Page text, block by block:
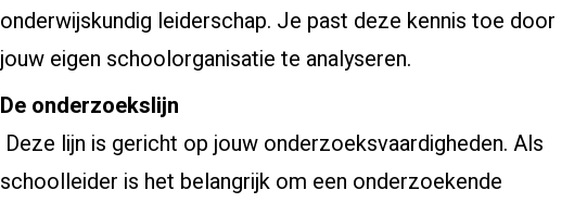
onderwijskundig leiderschap. Je past deze kennis toe door
jouw eigen schoolorganisatie te analyseren.
De onderzoekslijn
Deze lijn is gericht op jouw onderzoeksvaardigheden. Als
schoolleider is het belangrijk om een onderzoekende